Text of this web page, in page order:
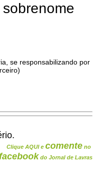
se responsabilizando por
Clique AQUI e comente no
do Jornal de Lavras